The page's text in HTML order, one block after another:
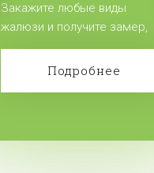
Закажите любые виды
жалюзи и получите замер,
доставку и монтаж
бесплатно! Сделайте заказ!
Подробнее